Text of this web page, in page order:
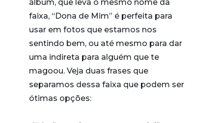
álbum, que leva o mesmo nome da
faixa, “Dona de Mim” é perfeita para
usar em fotos que estamos nos
sentindo bem, ou até mesmo para dar
uma indireta para alguém que te
magoou. Veja duas frases que
separamos dessa faixa que podem ser
ótimas opções: